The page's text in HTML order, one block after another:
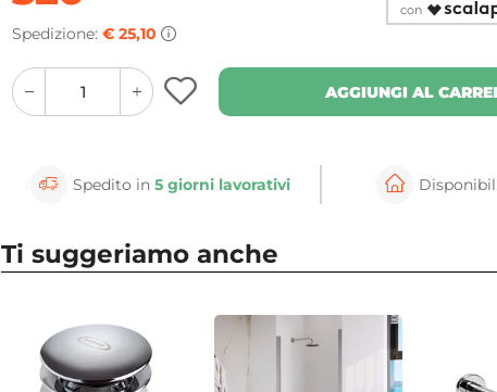
⚲ Clicca per ingrandire
Spedizione: € 25,10
con
quantity
button
quantity
minus
button
AGGIUNGI AL
Spedito in5 giorni lavorativi
Ti suggeriamo anche